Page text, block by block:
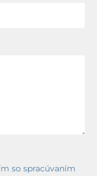
so spracúvaním